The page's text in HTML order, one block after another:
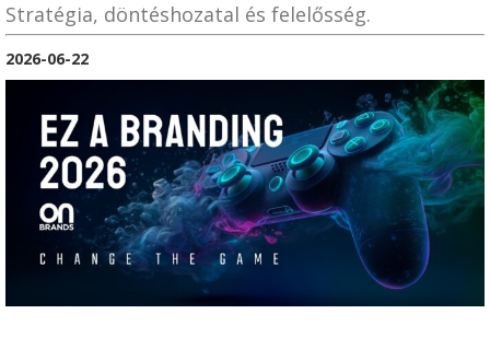
ALAPON
Stratégia, döntéshozatal és felelősség.
2026-06-22